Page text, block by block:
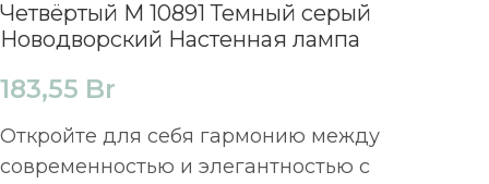
Четвёртый М 10891 Темный серый
Новодворский Настенная лампа
183,55 Br
Откройте для себя гармонию между
современностью и элегантностью с